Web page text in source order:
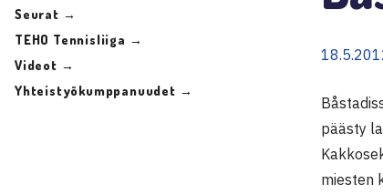
Seurat →
TEHO Tennisliiga →
Videot →
Yhteistyökumppanuudet →
päästy
miesten